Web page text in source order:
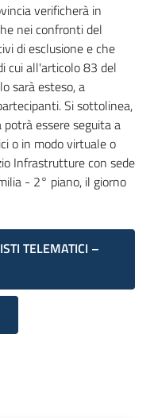
verificherà in
nei confronti del
di esclusione e che
cui all'articolo 83 del
sarà esteso, a
Si sottolinea,
essere seguita a
o in modo virtuale o
Infrastrutture con sede
- 2° piano, il giorno
TELEMATICI –